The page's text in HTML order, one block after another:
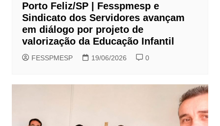
Porto Feliz/SP | Fesspmesp e
Sindicato dos Servidores avançam
em diálogo por projeto de
valorização da Educação Infantil
FESSPMESP 19/06/2026 0